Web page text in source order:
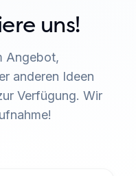
uns!
Angebot,
anderen Ideen
Verfügung. Wir